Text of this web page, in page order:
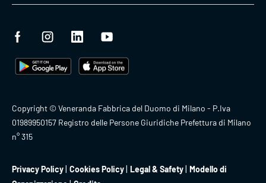
Copyright © Veneranda Fabbrica del Duomo di Milano - P.Iva
01989950157 Registro delle Persone Giuridiche Prefettura di Milano
n° 315
Privacy Policy Cookies Policy Legal & Safety Modello di